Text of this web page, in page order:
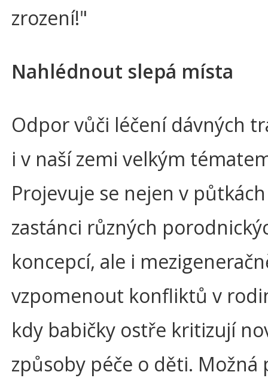
zrození!"
Nahlédnout slepá místa
Odpor vůči léčení dávných
i v naší zemi velkým
Projevuje se nejen v
zastánci různých
koncepcí, ale i
vzpomenout konfliktů v
kdy babičky ostře kritizují
způsoby péče o děti. Možná